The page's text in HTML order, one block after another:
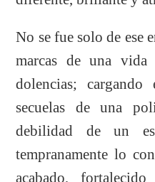
No se fue solo de ese
marcas de una
dolencias;
secuelas de una
debilidad de un
tempranamente lo
acabado,